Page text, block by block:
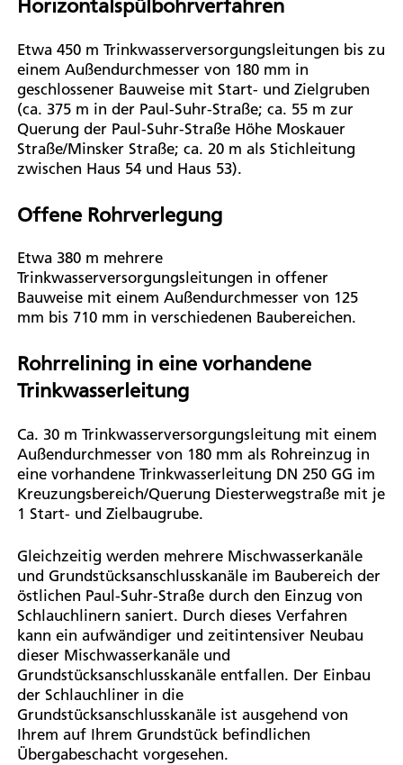
Horizontalspülbohrverfahren
Etwa 450 m Trinkwasserversorgungsleitungen bis zu
einem Außendurchmesser von 180 mm in
geschlossener Bauweise mit Start- und Zielgruben
(ca. 375 m in der Paul-Suhr-Straße; ca. 55 m zur
Querung der Paul-Suhr-Straße Höhe Moskauer
Straße/Minsker Straße; ca. 20 m als Stichleitung
zwischen Haus 54 und Haus 53).
Offene Rohrverlegung
Etwa 380 m mehrere
Trinkwasserversorgungsleitungen in offener
Bauweise mit einem Außendurchmesser von 125
mm bis 710 mm in verschiedenen Baubereichen.
Rohrrelining in eine vorhandene
Trinkwasserleitung
Ca. 30 m Trinkwasserversorgungsleitung mit einem
Außendurchmesser von 180 mm als Rohreinzug in
eine vorhandene Trinkwasserleitung DN 250 GG im
Kreuzungsbereich/Querung Diesterwegstraße mit je
1 Start- und Zielbaugrube.
Gleichzeitig werden mehrere Mischwasserkanäle
und Grundstücksanschlusskanäle im Baubereich der
östlichen Paul-Suhr-Straße durch den Einzug von
Schlauchlinern saniert. Durch dieses Verfahren
kann ein aufwändiger und zeitintensiver Neubau
dieser Mischwasserkanäle und
Grundstücksanschlusskanäle entfallen. Der Einbau
der Schlauchliner in die
Grundstücksanschlusskanäle ist ausgehend von
Ihrem auf Ihrem Grundstück befindlichen
Übergabeschacht vorgesehen.